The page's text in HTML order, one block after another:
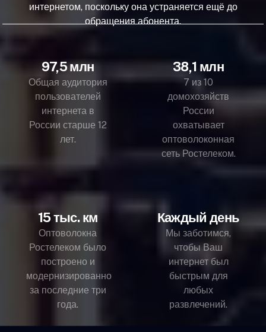
интернетом, поскольку она устраняется ещё до
обращения абонента.
97,5 млн
Общая аудитория
пользователей
интернета в
России старше 12
лет.
38,1 млн
7 из 10
домохозяйств
России
охватывает
оптоволоконная
сеть Ростелеком.
15 тыс. км
Оптоволокна
Ростелеком было
построено и
модернизированно
за последние три
года.
Каждый день
Мы заботимся,
чтобы Ваш
интернет был
быстрым для
любых
развлечений.